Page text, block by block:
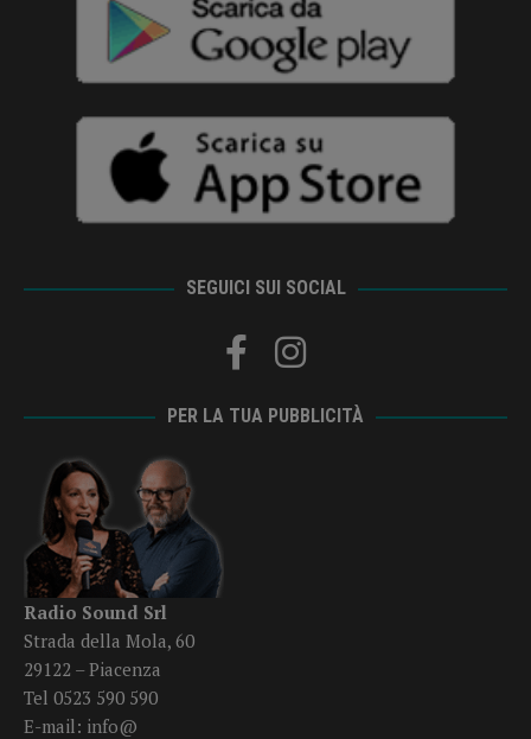
SEGUICI SUI SOCIAL
PER LA TUA PUBBLICITÀ
Radio Sound Srl
Strada della Mola, 60
29122 – Piacenza
Tel 0523 590 590
E-mail: info@